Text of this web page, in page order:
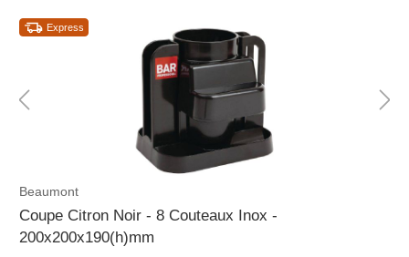
Express
Beaumont
Coupe Citron Noir - 8 Couteaux Inox -
200x200x190(h)mm